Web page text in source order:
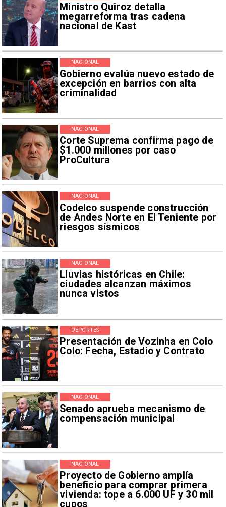
Ministro Quiroz detalla
megarreforma tras cadena
nacional de Kast
Gobierno evalúa nuevo estado de
excepción en barrios con alta
criminalidad
NACIONAL
Corte Suprema confirma pago de
$1.000 millones por caso
ProCultura
NACIONAL
Codelco suspende construcción
de Andes Norte en El Teniente por
riesgos sísmicos
NACIONAL
Lluvias históricas en Chile:
ciudades alcanzan máximos
nunca vistos
NACIONAL
Presentación de Vozinha en Colo
Colo: Fecha, Estadio y Contrato
DEPORTES
Senado aprueba mecanismo de
compensación municipal
NACIONAL
Proyecto de Gobierno amplía
beneficio para comprar primera
vivienda: tope a 6.000 UF y 30 mil
cupos
NACIONAL